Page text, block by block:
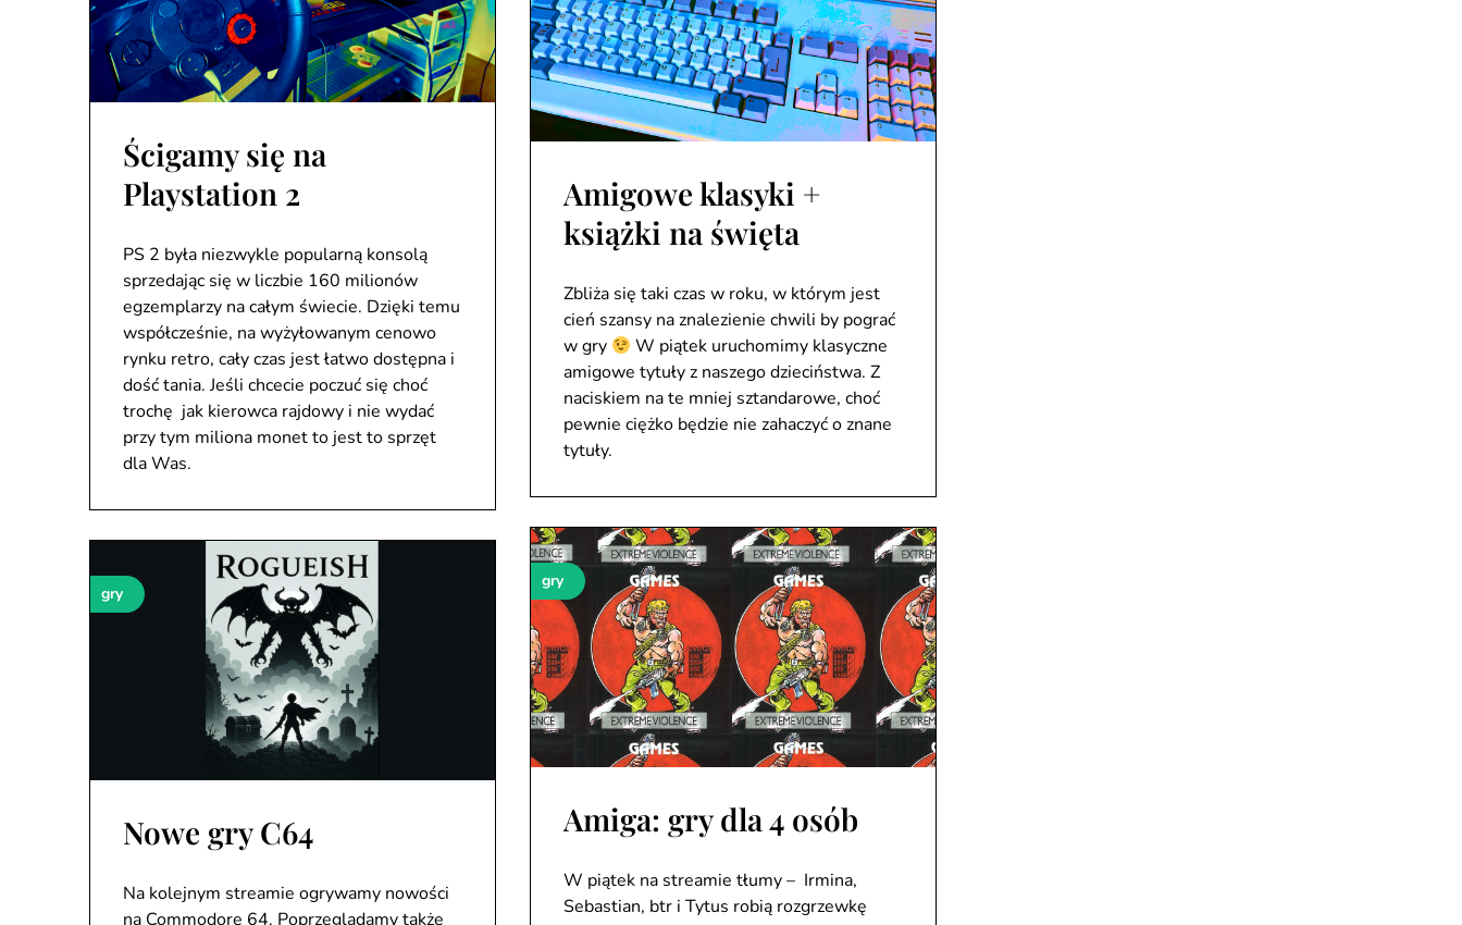
Ścigamy się na
Playstation 2
PS 2 była niezwykle popularną konsolą
sprzedając się w liczbie 160 milionów
egzemplarzy na całym świecie. Dzięki temu
współcześnie, na wyżyłowanym cenowo
rynku retro, cały czas jest łatwo dostępna i
dość tania. Jeśli chcecie poczuć się choć
trochę jak kierowca rajdowy i nie wydać
przy tym miliona monet to jest to sprzęt
dla Was.
gry
Nowe gry C64
Na kolejnym streamie ogrywamy nowości
na Commodore 64. Poprzeglądamy także
Amigowe klasyki +
książki na święta
Zbliża się taki czas w roku, w którym jest
cień szansy na znalezienie chwili by pograć
w gry
W piątek uruchomimy klasyczne
amigowe tytuły z naszego dzieciństwa. Z
naciskiem na te mniej sztandarowe, choć
pewnie ciężko będzie nie zahaczyć o znane
tytuły.
gry
Amiga: gry dla 4 osób
W piątek na streamie tłumy – Irmina,
Sebastian, btr i Tytus robią rozgrzewkę